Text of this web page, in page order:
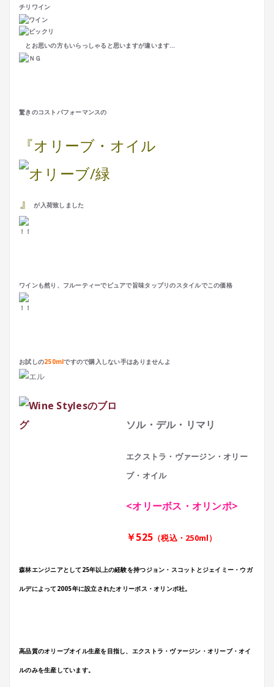
チリワイン
とお思いの方もいらっしゃると思いますが違います…
驚きのコストパフォーマンスの
『オリーブ・オイル
』が入荷致しました
ワインも然り、フルーティーでピュアで旨味タップリのスタイルでこの価格
お試しの250mlですので購入しない手はありませんよ
ソル・デル・リマリ
エクストラ・ヴァージン・オリー
ブ・オイル
<オリーボス・オリンポ>
￥525 （税込・250ml）
森林エンジニアとして25年以上の経験を持つジョン・スコットとジェイミー・ウガ
ルデによって2005年に設立されたオリーボス・オリンポ社。
高品質のオリーブオイル生産を目指し、エクストラ・ヴァージン・オリーブ・オイ
ルのみを生産しています。